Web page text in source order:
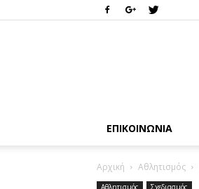
ΕΠΙΚΟΙΝΩΝΊΑ
Αρχική Αθλητισμός
Αθλητισμός Σχεδιασμός